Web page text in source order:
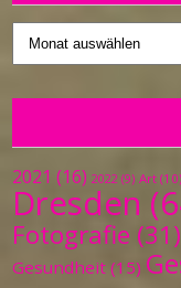
Vergangenes
2021 (16) 2022 (9) Art (10)
Dresden
Fotografie (31)
Gesundheit (15)